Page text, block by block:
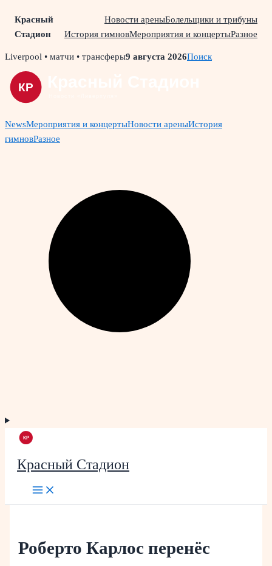
Красный
Стадион
Новости ареныБолельщики и трибуны
История гимновМероприятия и концертыРазное
Skip
content
Liverpool • матчи • трансферы9 августа 2026Поиск
NewsМероприятия и концертыНовости ареныИстория
гимновРазное
Красный Стадион
Роберто Карлос перенёс